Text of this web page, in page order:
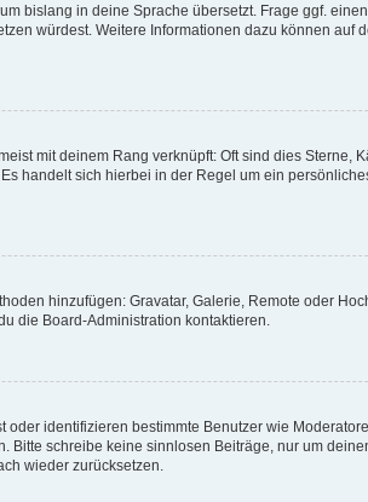
bislang in deine Sprache übersetzt. Frage ggf.
würdest. Weitere Informationen dazu können auf
mit deinem Rang verknüpft: Oft sind dies Sterne,
handelt sich hierbei in der Regel um ein
hinzufügen: Gravatar, Galerie, Remote oder
die Board-Administration kontaktieren.
identifizieren bestimmte Benutzer wie
schreibe keine sinnlosen Beiträge, nur um
wieder zurücksetzen.